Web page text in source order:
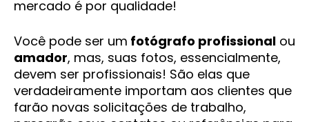
mercado é por qualidade!
Você pode ser um fotógrafo profissional ou
amador, mas, suas fotos, essencialmente,
devem ser profissionais! São elas que
verdadeiramente importam aos clientes que
farão novas solicitações de trabalho,